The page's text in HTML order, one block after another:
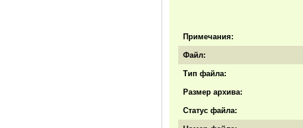
Примечания:
Файл:
Тип файла:
Размер архива:
Статус файла: